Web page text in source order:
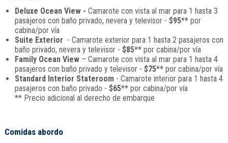
Deluxe Ocean View - Camarote con vista al mar para 1 hasta 3
pasajeros con baño privado, nevera y televisor - $95** por
cabina/por vía
Suite Exterior - Camarote exterior para 1 hasta 2 pasajeros con
baño privado, nevera y televisor - $85** por cabina/por vía
Family Ocean View– Camarote con vista al mar para 1 hasta 4
pasajeros con baño privado y televisor - $75** por cabina/por vía
Standard Interior Stateroom- Camarote interior para 1 hasta 4
pasajeros con baño privado - $65** por cabina/por vía
** Precio adicional al derecho de embarque
Comidas abordo